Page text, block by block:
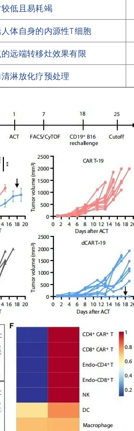
低且易耗竭
体自身的内源性T细胞
远端转移灶效果有限
淋放化疗预处理